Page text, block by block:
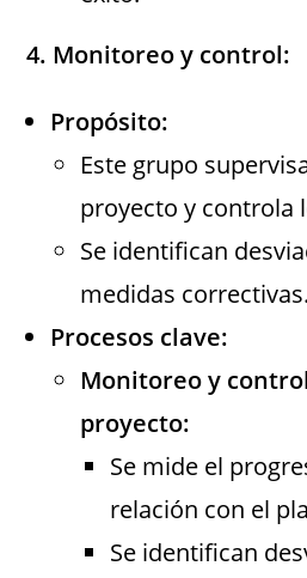
4. Monitoreo y control:
Propósito:
Este grupo
proyecto y controla
Se identifican
medidas correctivas.
Procesos clave:
Monitoreo y
proyecto:
Se mide el
relación con el
Se identifican